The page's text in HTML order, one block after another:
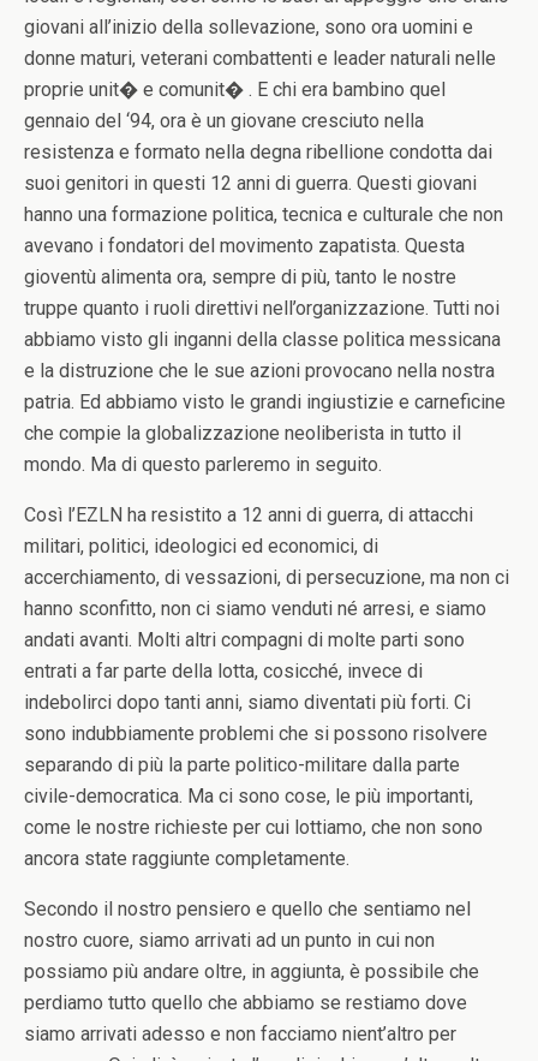
giovani all’inizio della sollevazione, sono ora uomini e
donne maturi, veterani combattenti e leader naturali nelle
proprie unit� e comunit� . E chi era bambino quel
gennaio del ‘94, ora è un giovane cresciuto nella
resistenza e formato nella degna ribellione condotta dai
suoi genitori in questi 12 anni di guerra. Questi giovani
hanno una formazione politica, tecnica e culturale che non
avevano i fondatori del movimento zapatista. Questa
gioventù alimenta ora, sempre di più, tanto le nostre
truppe quanto i ruoli direttivi nell’organizzazione. Tutti noi
abbiamo visto gli inganni della classe politica messicana
e la distruzione che le sue azioni provocano nella nostra
patria. Ed abbiamo visto le grandi ingiustizie e carneficine
che compie la globalizzazione neoliberista in tutto il
mondo. Ma di questo parleremo in seguito.
Così l’EZLN ha resistito a 12 anni di guerra, di attacchi
militari, politici, ideologici ed economici, di
accerchiamento, di vessazioni, di persecuzione, ma non ci
hanno sconfitto, non ci siamo venduti né arresi, e siamo
andati avanti. Molti altri compagni di molte parti sono
entrati a far parte della lotta, cosicché, invece di
indebolirci dopo tanti anni, siamo diventati più forti. Ci
sono indubbiamente problemi che si possono risolvere
separando di più la parte politico-militare dalla parte
civile-democratica. Ma ci sono cose, le più importanti,
come le nostre richieste per cui lottiamo, che non sono
ancora state raggiunte completamente.
Secondo il nostro pensiero e quello che sentiamo nel
nostro cuore, siamo arrivati ad un punto in cui non
possiamo più andare oltre, in aggiunta, è possibile che
perdiamo tutto quello che abbiamo se restiamo dove
siamo arrivati adesso e non facciamo nient’altro per